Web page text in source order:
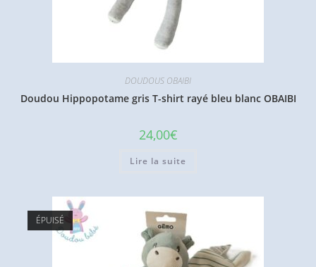
DOUDOUS OBAIBI
Doudou Hippopotame gris T-shirt rayé bleu blanc OBAIBI
24,00€
Lire la suite
ÉPUISÉ